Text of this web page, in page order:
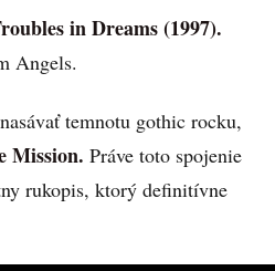
in Dreams (1997).
Angels.
temnotu gothic rocku,
Mission. Práve toto spojenie
rukopis, ktorý definitívne